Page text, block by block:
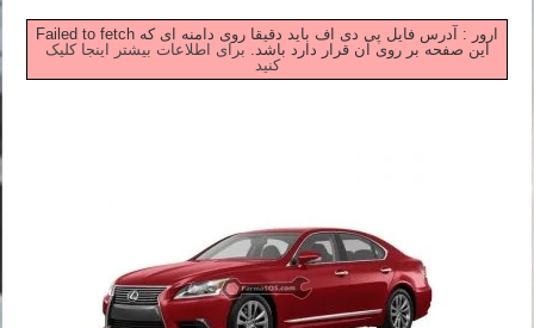
Failed to fetch ارور : آدرس فایل پی دی اف باید دقیقا روی دامنه ای که
این صفحه بر روی آن قرار دارد باشد. برای اطلاعات بیشتر اینجا کلیک
کنید